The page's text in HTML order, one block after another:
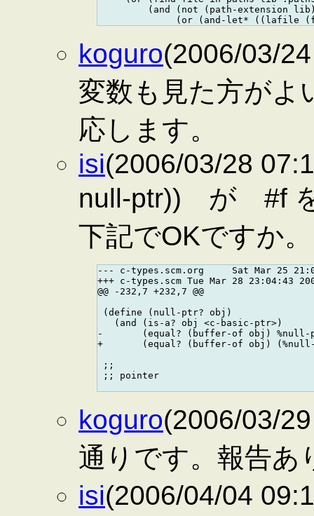
(and (not (path-extension
koguro(2006/03/
変数も見た方がよ
応します。
isi(2006/03/28
null-ptr)) が #f を
下記でOKですか。
--- c-types.scm.org     Sat Mar 25
+++ c-types.scm Tue Mar 28 23:04:43
@@ -232,7 +232,7 @@
(define (null-ptr? obj)
   (and (is-a? obj <c-basic-ptr>)
-       (equal? (buffer-of obj) %null-
+       (equal? (buffer-of obj)
;;
;; pointer
koguro(2006/03/
通りです。報告あ
isi(2006/04/04